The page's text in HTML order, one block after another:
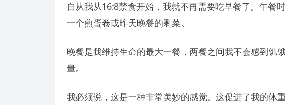
自从我从16:8禁食开始，我就不再需要吃早餐了。午餐
一个煎蛋卷或昨天晚餐的剩菜。
晚餐是我维持生命的最大一餐，两餐之间我不会感到饥
量。
我必须说，这是一种非常美妙的感觉。这促进了我的体